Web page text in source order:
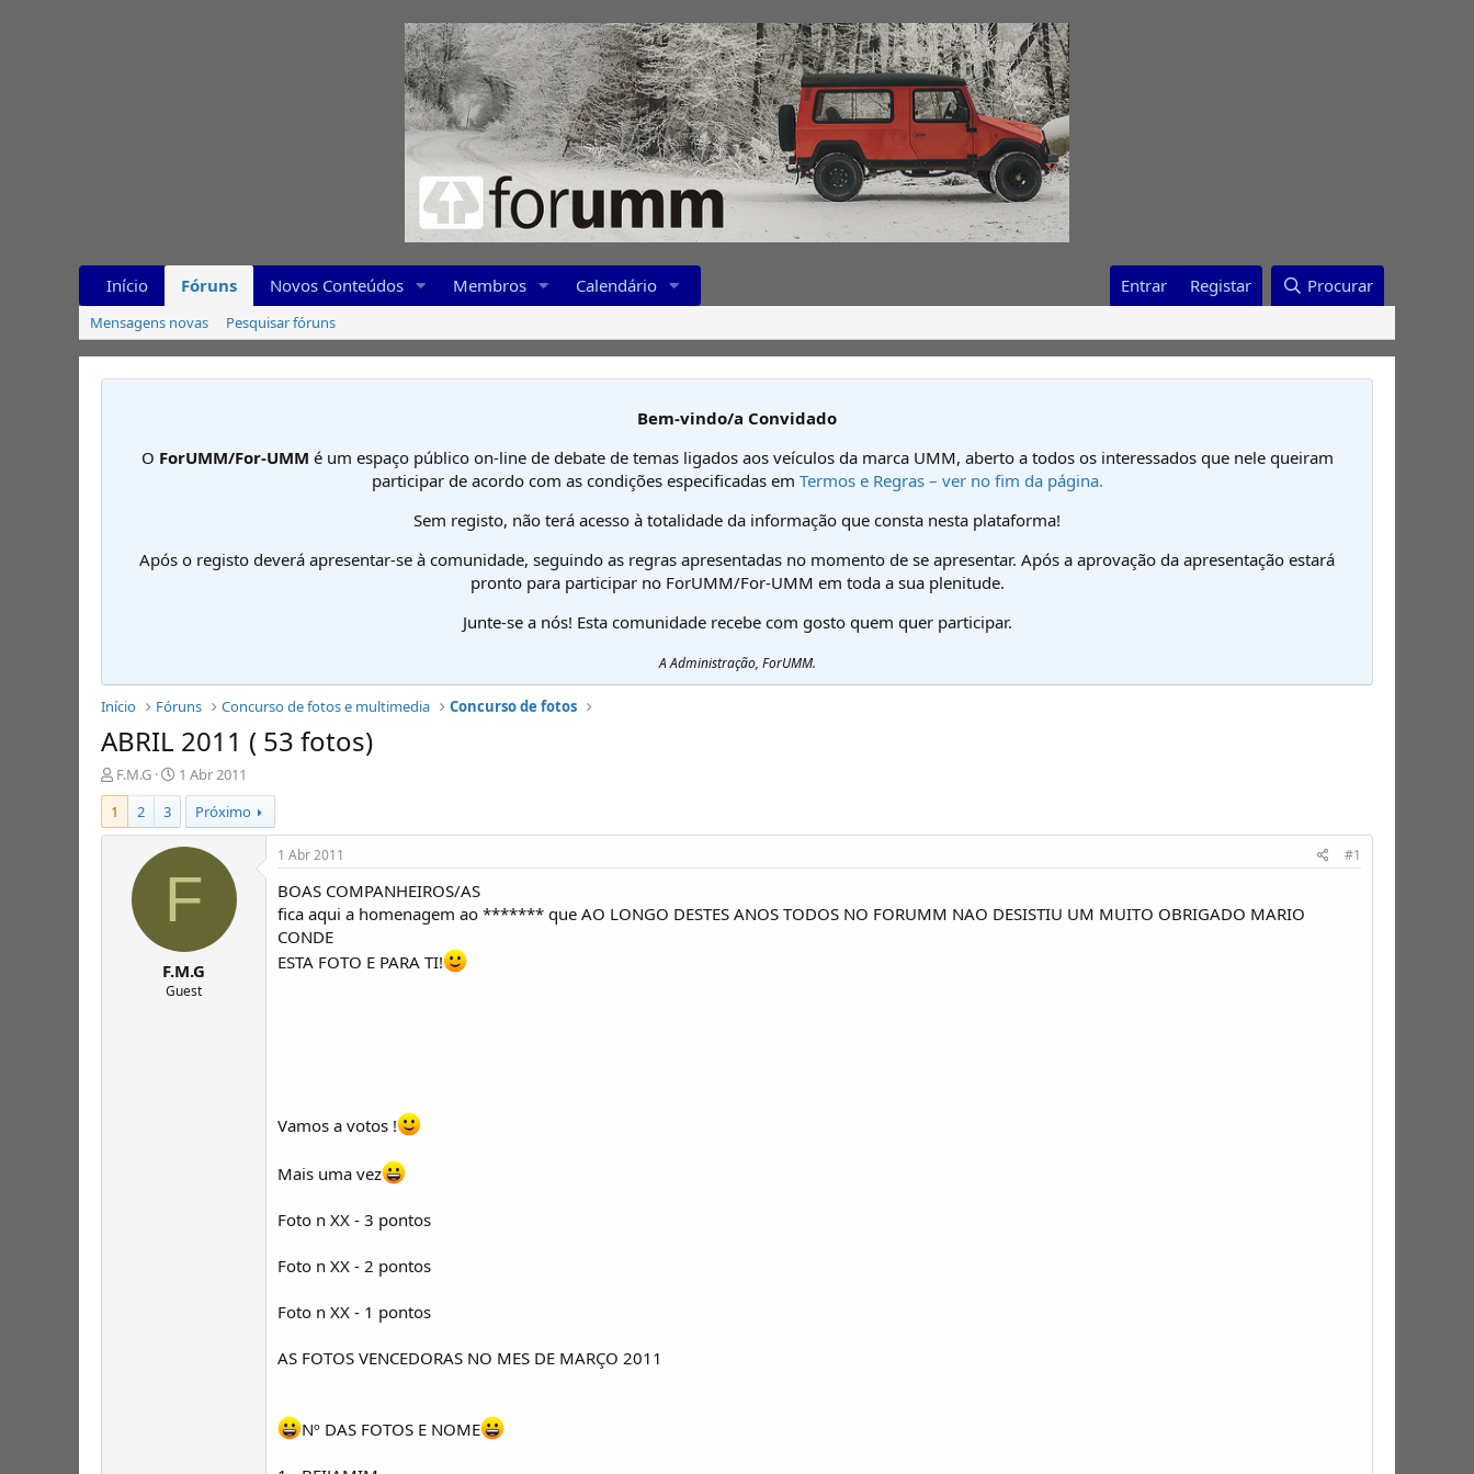
Início Fóruns Novos Conteúdos Membros Calendário Entrar Registar Procurar
Mensagens novas Pesquisar fóruns
Bem-vindo/a Convidado
O ForUMM/For-UMM é um espaço público on-line de debate de temas ligados aos veículos da marca UMM, aberto a todos os interessados que nele queiram
participar de acordo com as condições especificadas em Termos e Regras – ver no fim da página.
Sem registo, não terá acesso à totalidade da informação que consta nesta plataforma!
Após o registo deverá apresentar-se à comunidade, seguindo as regras apresentadas no momento de se apresentar. Após a aprovação da apresentação estará
pronto para participar no ForUMM/For-UMM em toda a sua plenitude.
Junte-se a nós! Esta comunidade recebe com gosto quem quer participar.
A Administração, ForUMM.
Início Fóruns Concurso de fotos e multimedia Concurso de fotos
ABRIL 2011 ( 53 fotos)
I
n
i
c
F.M.G
D
a
a
d
c
i
o
1 Abr 2011
1
2 3 Próximo
F
F.M.G
Guest
1 Abr 2011 #1
BOAS COMPANHEIROS/AS
fica aqui a homenagem ao ******* que AO LONGO DESTES ANOS TODOS NO FORUMM NAO DESISTIU UM MUITO OBRIGADO MARIO
CONDE
ESTA FOTO E PARA TI!
Vamos a votos !
Mais uma vez
Foto n XX - 3 pontos
Foto n XX - 2 pontos
Foto n XX - 1 pontos
AS FOTOS VENCEDORAS NO MES DE MARÇO 2011
Nº DAS FOTOS E NOME